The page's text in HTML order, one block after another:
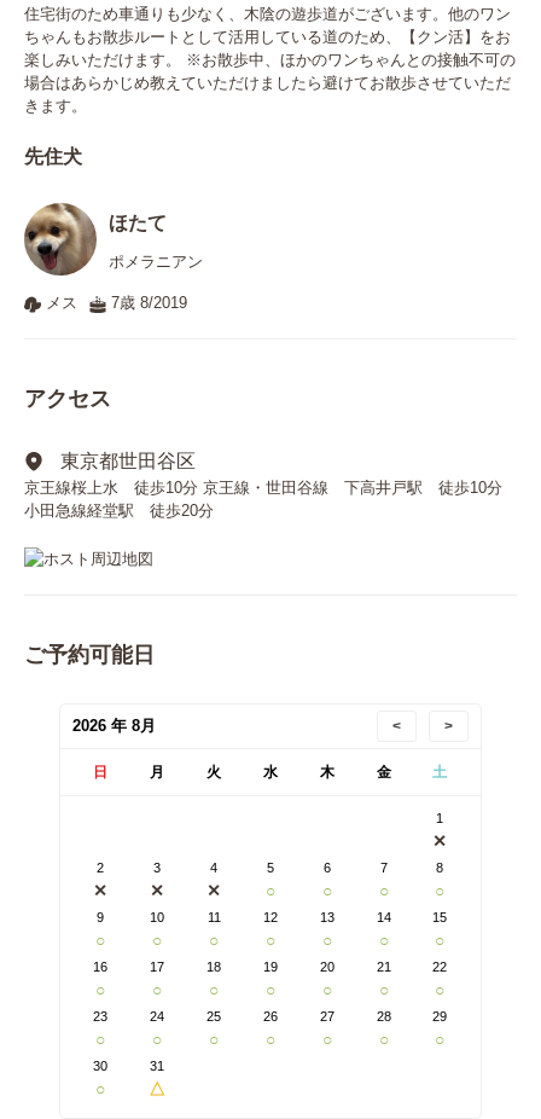
住宅街のため車通りも少なく、木陰の遊歩道がございます。他のワン
ちゃんもお散歩ルートとして活用している道のため、【クン活】をお
楽しみいただけます。 ※お散歩中、ほかのワンちゃんとの接触不可の
場合はあらかじめ教えていただけましたら避けてお散歩させていただ
きます。
先住犬
ほたて
ポメラニアン
メス 7歳 8/2019
アクセス
東京都世田谷区
京王線桜上水 徒歩10分 京王線・世田谷線 下高井戸駅 徒歩10分
小田急線経堂駅 徒歩20分
ご予約可能日
2026 年 8月 < >
日 月 火 水 木 金 土
1
✕
2
✕
3
✕
4
✕
5
○
6
○
7
○
8
○
9
○
10
○
11
○
12
○
13
○
14
○
15
○
16
○
17
○
18
○
19
○
20
○
21
○
22
○
23
○
24
○
25
○
26
○
27
○
28
○
29
○
30
○
31
△